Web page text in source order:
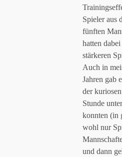
Spieler aus
fünften
hatten
stärkeren
Auch in
Jahren gab
der
Stunde
konnten (in
wohl nur
und dann